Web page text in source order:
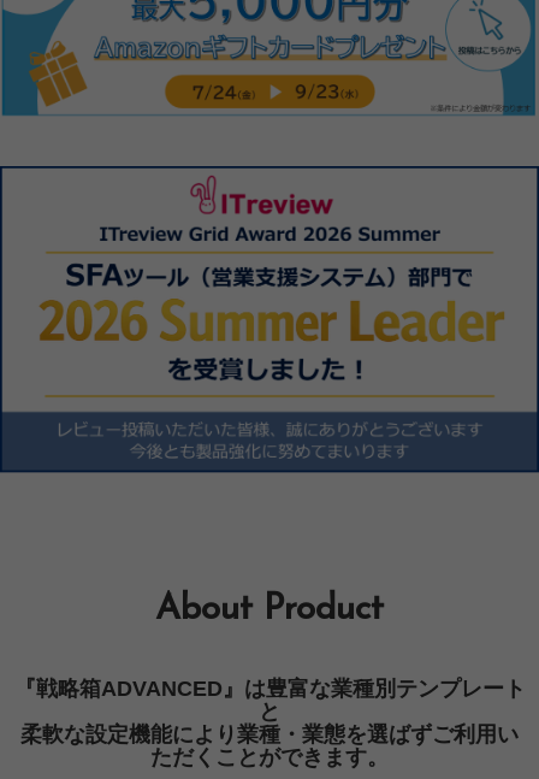
About Product
『戦略箱ADVANCED』は豊富な業種別テンプレート
と
柔軟な設定機能により業種・業態を選ばずご利用い
ただくことができます。